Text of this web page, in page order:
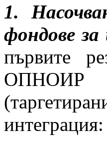
1.
фондове
първите
ОПНОИР
(
интеграция: